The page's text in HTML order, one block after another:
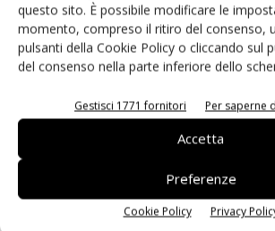
questo sito. È possibile modificare le
momento, compreso il ritiro del consenso,
pulsanti della Cookie Policy o cliccando sul
del consenso nella parte inferiore dello
Gestisci 1771 fornitori Per saperne
Accetta
Preferenze
Cookie Policy Privacy